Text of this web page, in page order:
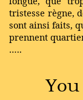
tristesse règne,
sont ainsi faits,
prennent
…..